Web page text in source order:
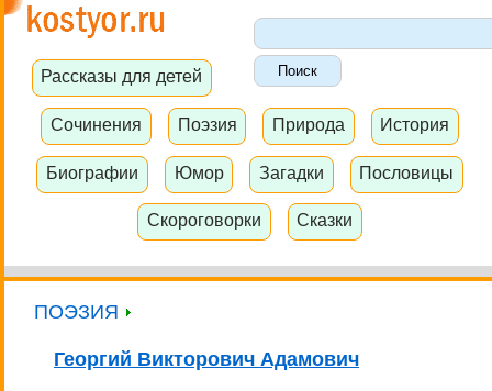
Рассказы для детей
Сочинения Поэзия Природа История
Биографии Юмор Загадки Пословицы
Скороговорки Сказки
ПОЭЗИЯ
Георгий Викторович Адамович